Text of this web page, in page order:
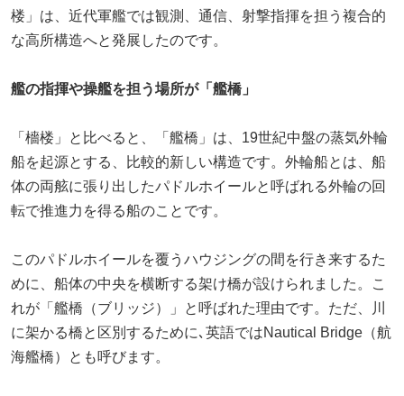
楼」は、近代軍艦では観測、通信、射撃指揮を担う複合的
な高所構造へと発展したのです。
艦の指揮や操艦を担う場所が「艦橋」
「檣楼」と比べると、「艦橋」は、19世紀中盤の蒸気外輪
船を起源とする、比較的新しい構造です。外輪船とは、船
体の両舷に張り出したパドルホイールと呼ばれる外輪の回
転で推進力を得る船のことです。
このパドルホイールを覆うハウジングの間を行き来するた
めに、船体の中央を横断する架け橋が設けられました。こ
れが「艦橋（ブリッジ）」と呼ばれた理由です。ただ、川
に架かる橋と区別するために､英語ではNautical Bridge（航
海艦橋）とも呼びます。